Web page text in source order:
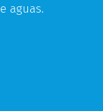
aguas.